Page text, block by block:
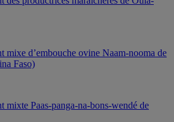
mixe d’embouche ovine Naam-nooma de
Faso)
mixte Paas-panga-na-bons-wendé de